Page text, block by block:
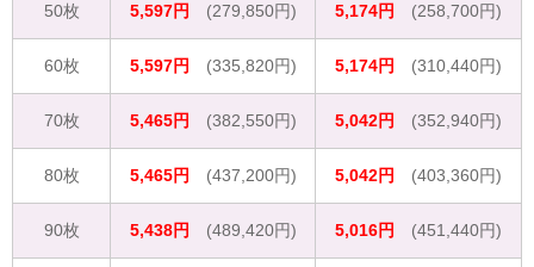
50枚 5,597円 (279,850円) 5,174円 (258,700円)
60枚 5,597円 (335,820円) 5,174円 (310,440円)
70枚 5,465円 (382,550円) 5,042円 (352,940円)
80枚 5,465円 (437,200円) 5,042円 (403,360円)
90枚 5,438円 (489,420円) 5,016円 (451,440円)